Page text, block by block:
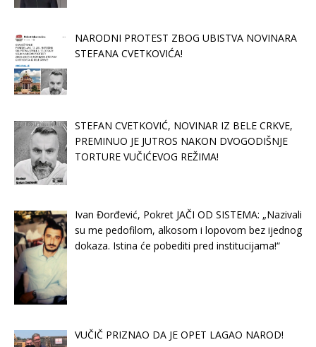
NARODNI PROTEST ZBOG UBISTVA NOVINARA
STEFANA CVETKOVIĆA!
STEFAN CVETKOVIĆ, NOVINAR IZ BELE CRKVE,
PREMINUO JE JUTROS NAKON DVOGODIŠNJE
TORTURE VUČIĆEVOG REŽIMA!
Ivan Đorđević, Pokret JAČI OD SISTEMA: „Nazivali
su me pedofilom, alkosom i lopovom bez ijednog
dokaza. Istina će pobediti pred institucijama!“
VUČIČ PRIZNAO DA JE OPET LAGAO NAROD!